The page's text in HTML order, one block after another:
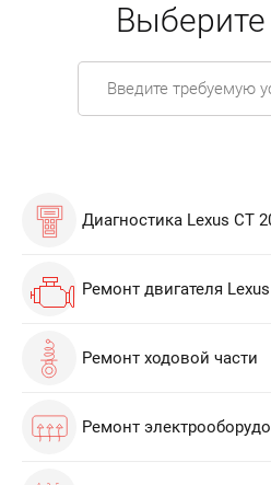
Выберите
Диагностика Lexus СТ
Ремонт двигателя
Ремонт ходовой части
Ремонт